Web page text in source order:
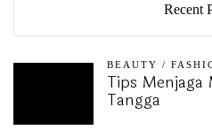
Recent
BEAUTY /
Tips
Tangga